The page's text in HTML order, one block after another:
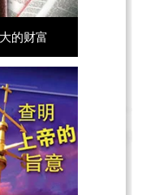
的财富